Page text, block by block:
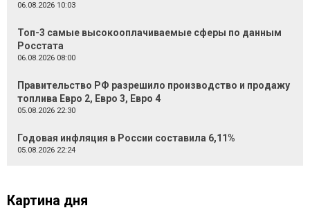
06.08.2026 10:03
Топ-3 самые высокооплачиваемые сферы по данным
Росстата
06.08.2026 08:00
Правительство РФ разрешило производство и продажу
топлива Евро 2, Евро 3, Евро 4
05.08.2026 22:30
Годовая инфляция в России составила 6,11%
05.08.2026 22:24
Картина дня